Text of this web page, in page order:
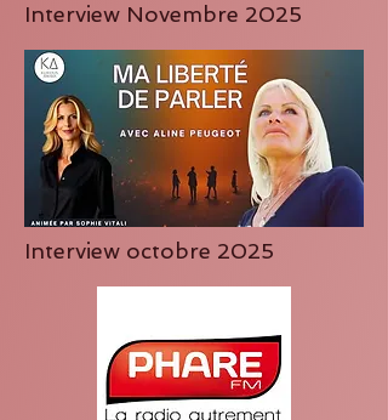
Interview Novembre 2025
Interview octobre 2025